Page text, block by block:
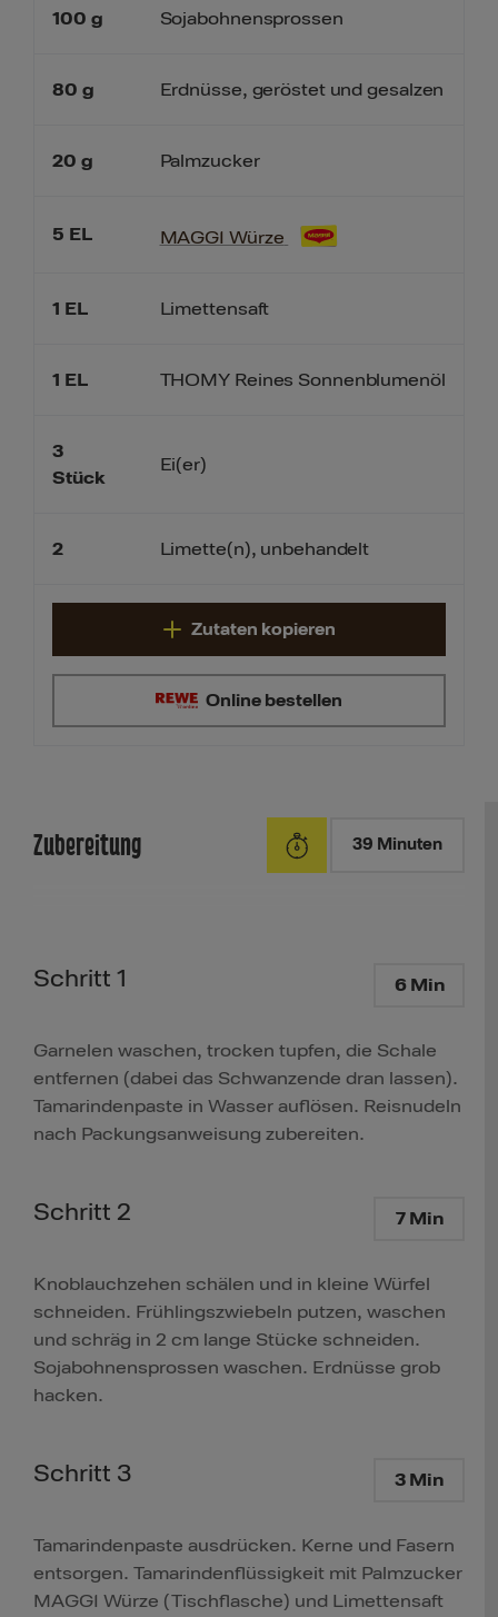
100 g
80 g
20 g
5 EL
1 EL
1 EL
3
Stück
2
Sojabohnensprossen
Erdnüsse, geröstet und gesalzen
Palmzucker
MAGGI Würze
Limettensaft
THOMY Reines Sonnenblumenöl
Ei(er)
Limette(n), unbehandelt
Online bestellen
Zutaten kopieren
Zubereitung 39 Minuten
Schritt 1 6 Min
Garnelen waschen, trocken tupfen, die Schale
entfernen (dabei das Schwanzende dran lassen).
Tamarindenpaste in Wasser auflösen. Reisnudeln
nach Packungsanweisung zubereiten.
Schritt 2 7 Min
Knoblauchzehen schälen und in kleine Würfel
schneiden. Frühlingszwiebeln putzen, waschen
und schräg in 2 cm lange Stücke schneiden.
Sojabohnensprossen waschen. Erdnüsse grob
hacken.
Schritt 3 3 Min
Tamarindenpaste ausdrücken. Kerne und Fasern
entsorgen. Tamarindenflüssigkeit mit Palmzucker
MAGGI Würze (Tischflasche) und Limettensaft